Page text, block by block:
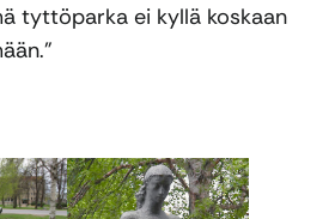
tyttöparka ei kyllä koskaan